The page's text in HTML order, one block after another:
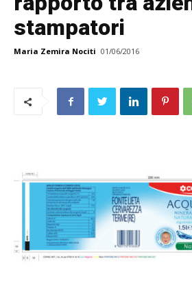
stampatori
Maria Zemira Nociti 01/06/2016